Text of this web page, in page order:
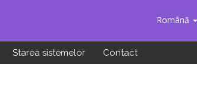
Română
Starea sistemelor Contact